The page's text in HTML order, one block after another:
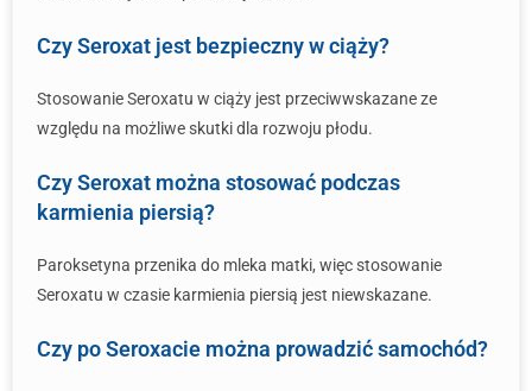
Czy Seroxat jest bezpieczny w ciąży?
Stosowanie Seroxatu w ciąży jest przeciwwskazane ze
względu na możliwe skutki dla rozwoju płodu.
Czy Seroxat można stosować podczas
karmienia piersią?
Paroksetyna przenika do mleka matki, więc stosowanie
Seroxatu w czasie karmienia piersią jest niewskazane.
Czy po Seroxacie można prowadzić samochód?